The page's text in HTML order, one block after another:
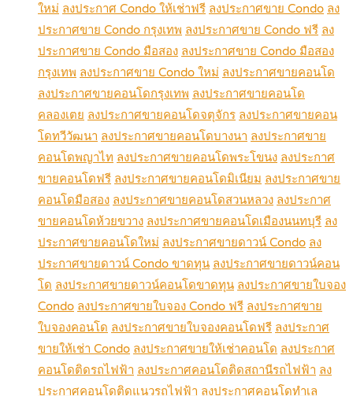
ใหม่ ลงประกาศ Condo ให้เช่าฟรี ลงประกาศขาย Condo ลง
ประกาศขาย Condo กรุงเทพ ลงประกาศขาย Condo ฟรี ลง
ประกาศขาย Condo มือสอง ลงประกาศขาย Condo มือสอง
กรุงเทพ ลงประกาศขาย Condo ใหม่ ลงประกาศขายคอนโด
ลงประกาศขายคอนโดกรุงเทพ ลงประกาศขายคอนโด
คลองเตย ลงประกาศขายคอนโดจตุจักร ลงประกาศขายคอน
โดทวีวัฒนา ลงประกาศขายคอนโดบางนา ลงประกาศขาย
คอนโดพญาไท ลงประกาศขายคอนโดพระโขนง ลงประกาศ
ขายคอนโดฟรี ลงประกาศขายคอนโดมิเนียม ลงประกาศขาย
คอนโดมือสอง ลงประกาศขายคอนโดสวนหลวง ลงประกาศ
ขายคอนโดห้วยขวาง ลงประกาศขายคอนโดเมืองนนทบุรี ลง
ประกาศขายคอนโดใหม่ ลงประกาศขายดาวน์ Condo ลง
ประกาศขายดาวน์ Condo ขาดทุน ลงประกาศขายดาวน์คอน
โด ลงประกาศขายดาวน์คอนโดขาดทุน ลงประกาศขายใบจอง
Condo ลงประกาศขายใบจอง Condo ฟรี ลงประกาศขาย
ใบจองคอนโด ลงประกาศขายใบจองคอนโดฟรี ลงประกาศ
ขายให้เช่า Condo ลงประกาศขายให้เช่าคอนโด ลงประกาศ
คอนโดติดรถไฟฟ้า ลงประกาศคอนโดติดสถานีรถไฟฟ้า ลง
ประกาศคอนโดติดแนวรถไฟฟ้า ลงประกาศคอนโดทำเล